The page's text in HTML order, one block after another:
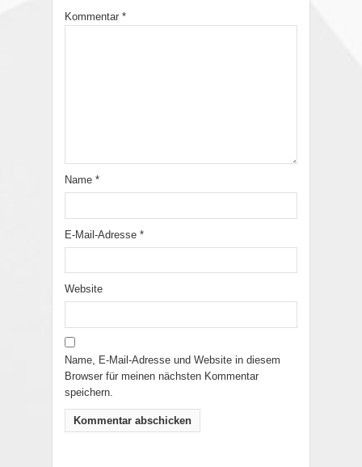
Kommentar *
Name *
E-Mail-Adresse *
Website
Name, E-Mail-Adresse und Website in diesem
Browser für meinen nächsten Kommentar
speichern.